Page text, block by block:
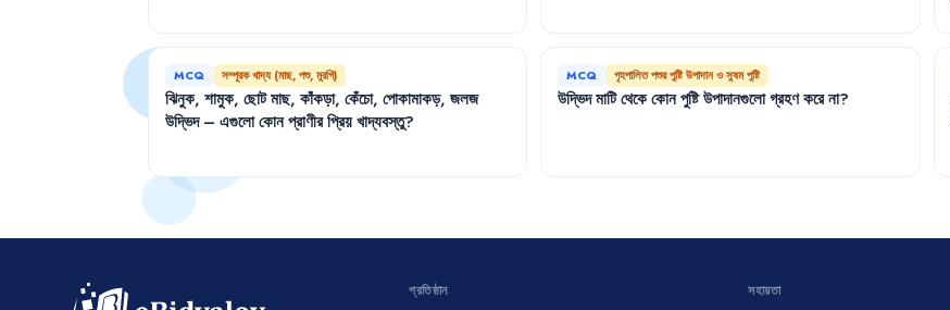
MCQ সম্পূরক খাদ্য (মাছ, পশু, মুরগি)
ঝিনুক, শামুক, ছোটমাছ, কাঁকড়া, কেঁচো, পোকামাকড়, জলজ
উদ্ভিদ – এগুলোকোনপ্রাণীরপ্রিয়খাদ্যবস্তু?
MCQ গৃহপালিত পশুর পুষ্টি উপাদান ও সুষম পুষ্টি
উদ্ভিদমাটিথেকেকোনপুষ্টিউপাদানগুলোগ্রহণকরেনা?
প্রতিষ্ঠান সহায়তা